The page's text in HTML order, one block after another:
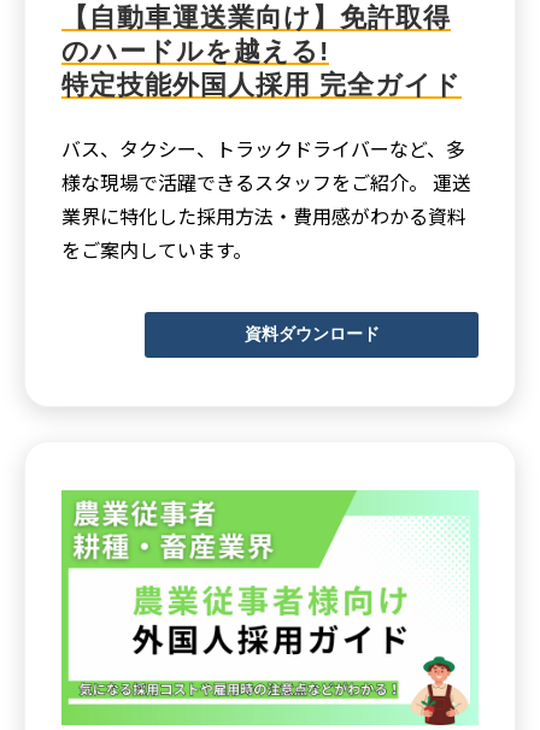
【自動車運送業向け】免許取得
のハードルを越える!
特定技能外国人採用 完全ガイド
バス、タクシー、トラックドライバーなど、多
様な現場で活躍できるスタッフをご紹介。 運送
業界に特化した採用方法・費用感がわかる資料
をご案内しています。
資料ダウンロード